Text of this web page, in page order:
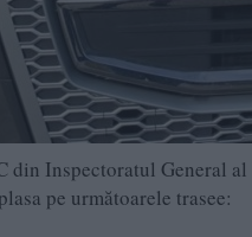
din Inspectoratul General
pe următoarele trasee: